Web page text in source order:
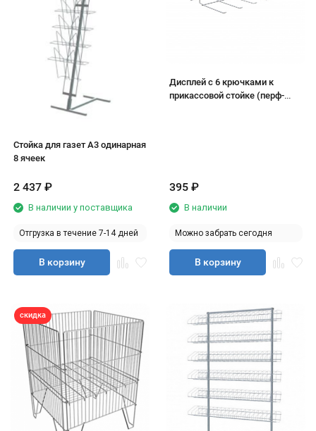
Стойка для газет А3 одинарная
8 ячеек
2 437 ₽
В наличии у поставщика
Отгрузка в течение 7-14 дней
В корзину
Дисплей с 6 крючками к
прикассовой стойке (перф-
395 ₽
В наличии
Можно забрать сегодня
В корзину
скидка